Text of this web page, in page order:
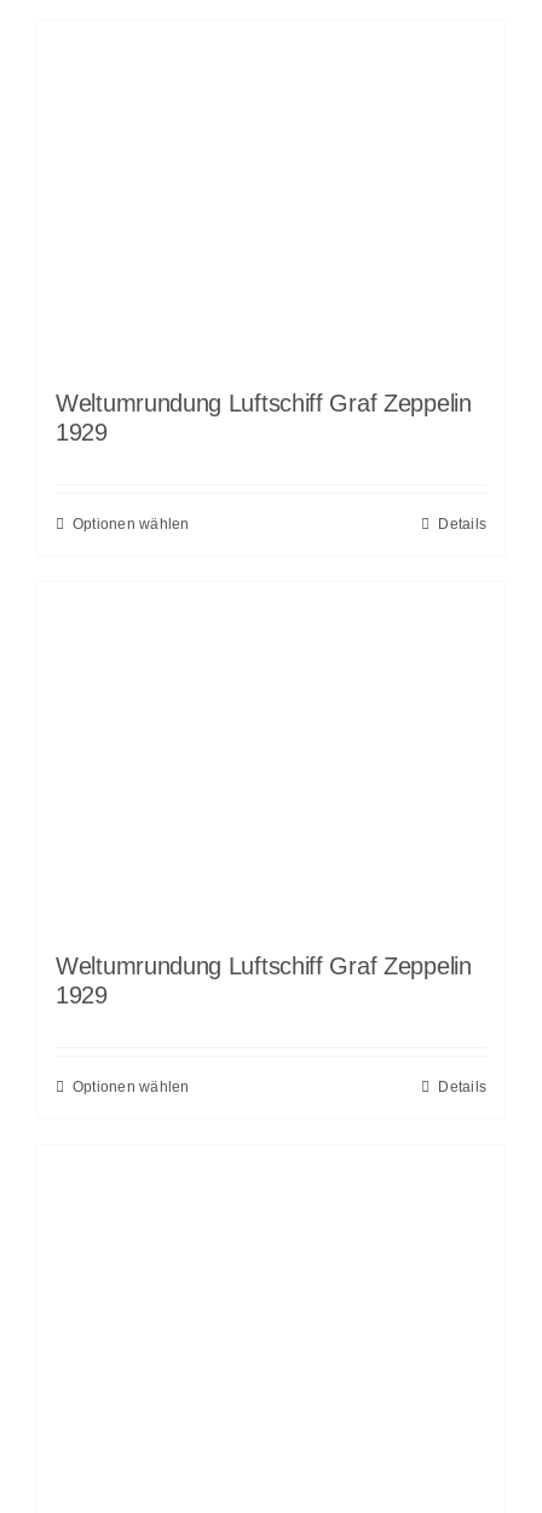
Weltumrundung Luftschiff Graf Zeppelin
1929
Optionen wählen Details
Weltumrundung Luftschiff Graf Zeppelin
1929
Optionen wählen Details